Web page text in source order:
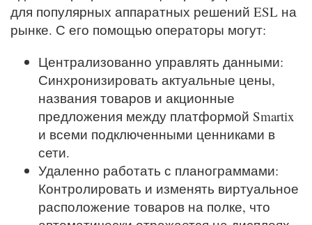
для популярных аппаратных решений ESL на
рынке. С его помощью операторы могут:
Централизованно управлять данными:
Синхронизировать актуальные цены,
названия товаров и акционные
предложения между платформой Smartix
и всеми подключенными ценниками в
сети.
Удаленно работать с планограммами:
Контролировать и изменять виртуальное
расположение товаров на полке, что